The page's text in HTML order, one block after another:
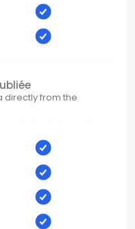
directly from the